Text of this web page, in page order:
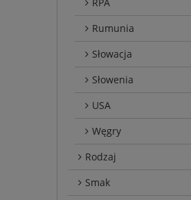
Rumunia
Słowacja
Słowenia
USA
Węgry
Rodzaj
Smak